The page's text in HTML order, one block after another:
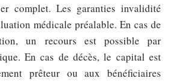
complet. Les garanties invalidité
médicale préalable. En cas de
un recours est possible par
En cas de décès, le capital est
prêteur ou aux bénéficiaires